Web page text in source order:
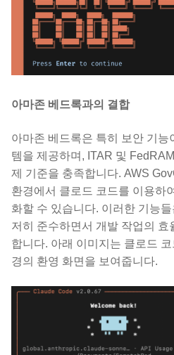
아마존 베드록과의 결합
아마존 베드록은 특히 보안 기능
템을 제공하며, ITAR 및
제 기준을 충족합니다. AWS
환경에서 클로드 코드를 이용하
화할 수 있습니다. 이러한 기능
저히 준수하면서 개발 작업의 효
합니다. 아래 이미지는 클로드
경의 환영 화면을 보여줍니다.